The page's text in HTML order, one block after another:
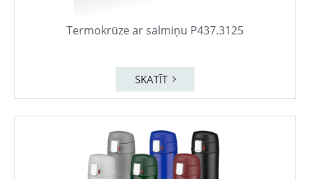
Termokrūze ar salmiņu P437.3125
SKATĪT